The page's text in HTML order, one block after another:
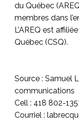
du Québec
membres dans
L’AREQ est
Québec (CSQ).
Source : Samuel
communications
Cell : 418 802-
Courriel :